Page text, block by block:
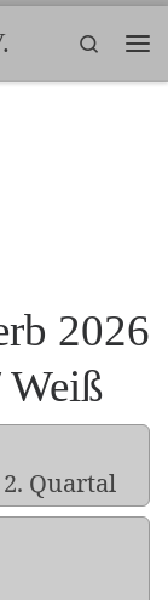
Search
2026
Weiß
2. Quartal